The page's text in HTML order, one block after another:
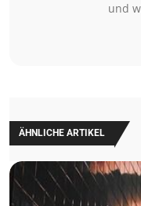
und
ÄHNLICHE ARTIKEL